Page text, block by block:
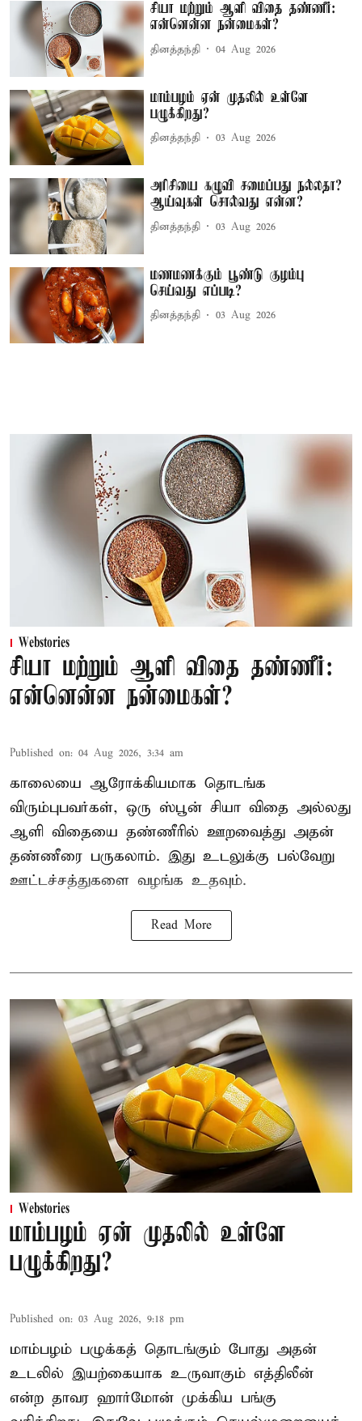
சியா மற்றும் ஆளி விதை தண்ணீர்:
என்னென்ன நன்மைகள்?
தினத்தந்தி 04 Aug 2026
மாம்பழம் ஏன் முதலில் உள்ளே
பழுக்கிறது?
தினத்தந்தி 03 Aug 2026
அரிசியை கழுவி சமைப்பது நல்லதா?
ஆய்வுகள் சொல்வது என்ன?
தினத்தந்தி 03 Aug 2026
மணமணக்கும் பூண்டு குழம்பு
செய்வது எப்படி?
தினத்தந்தி 03 Aug 2026
Webstories
சியா மற்றும் ஆளி விதை தண்ணீர்:
என்னென்ன நன்மைகள்?
Published on: 04 Aug 2026, 3:34 am
காலையை ஆரோக்கியமாக தொடங்க
விரும்புபவர்கள், ஒரு ஸ்பூன் சியா விதை அல்லது
ஆளி விதையை தண்ணீரில் ஊறவைத்து அதன்
தண்ணீரை பருகலாம். இது உடலுக்கு பல்வேறு
ஊட்டச்சத்துகளை வழங்க உதவும்.
Read More
Webstories
மாம்பழம் ஏன் முதலில் உள்ளே
பழுக்கிறது?
Published on: 03 Aug 2026, 9:18 pm
மாம்பழம் பழுக்கத் தொடங்கும் போது அதன்
உடலில் இயற்கையாக உருவாகும் எத்திலீன்
என்ற தாவர ஹார்மோன் முக்கிய பங்கு